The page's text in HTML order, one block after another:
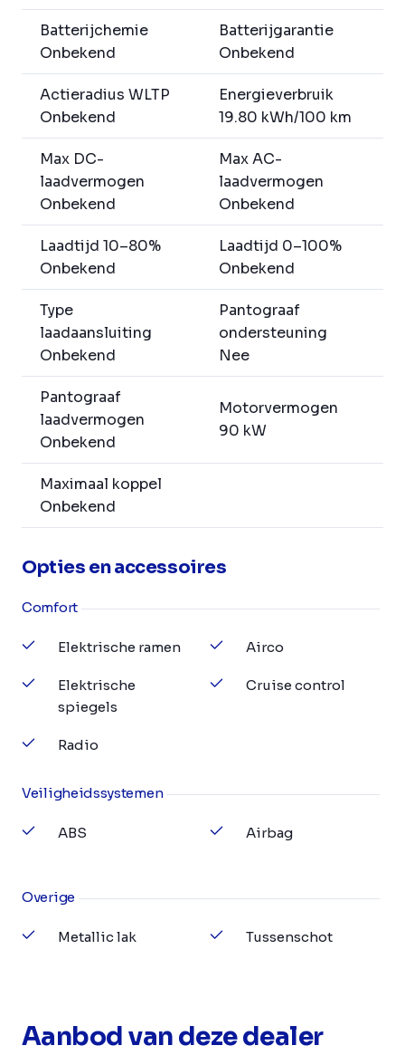
Batterijchemie
Onbekend
Batterijgarantie
Onbekend
Actieradius WLTP
Onbekend
Energieverbruik
19.80 kWh/100 km
Max DC-
laadvermogen
Onbekend
Max AC-
laadvermogen
Onbekend
Laadtijd 10–80%
Onbekend
Laadtijd 0–100%
Onbekend
Type
laadaansluiting
Onbekend
Pantograaf
ondersteuning
Nee
Pantograaf
laadvermogen
Onbekend
Motorvermogen
90 kW
Maximaal koppel
Onbekend
Opties en accessoires
Comfort
Elektrische ramen
Elektrische
spiegels
Radio
Airco
Cruise control
Veiligheidssystemen
ABS Airbag
Overige
Metallic lak Tussenschot
Aanbod van deze dealer